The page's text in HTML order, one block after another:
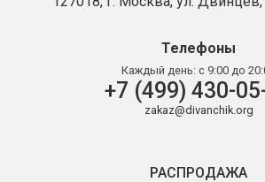
Телефоны
Каждый день: с 9:00 до
+7 (499) 430-
zakaz@divanchik.org
РАСПРОДАЖА